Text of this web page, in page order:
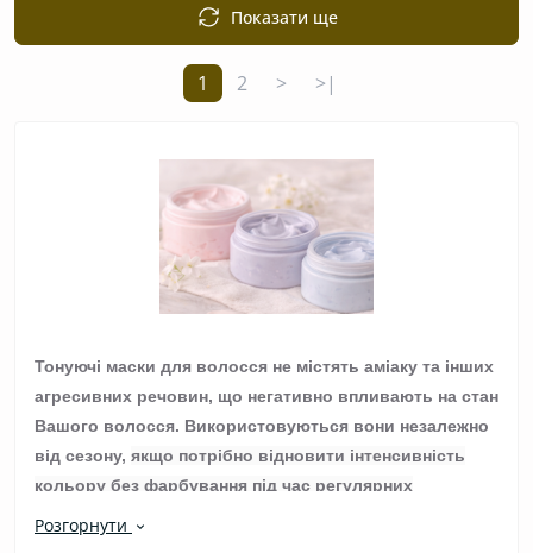
Показати ще
1 2 > >|
Тонуючі маски для волосся не містять аміаку та інших
агресивних речовин, що негативно впливають на стан
Вашого волосся. Використовуються вони незалежно
від сезону, якщо потрібно відновити інтенсивність
кольору без фарбування під час регулярних
Розгорнути